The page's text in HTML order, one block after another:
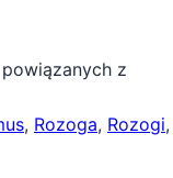
z
, Rozoga, Rozogi,